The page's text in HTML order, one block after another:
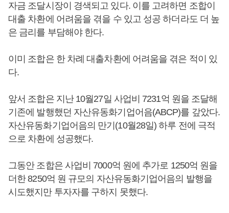
자금 조달시장이 경색되고 있다. 이를 고려하면 조합이
대출 차환에 어려움을 겪을 수 있고 성공 하더라도 더 높
은 금리를 부담해야 한다.
이미 조합은 한 차례 대출차환에 어려움을 겪은 적이 있
다.
앞서 조합은 지난 10월27일 사업비 7231억 원을 조달해
기존에 발행했던 자산유동화기업어음(ABCP)를 갚았다.
자산유동화기업어음의 만기(10월28일) 하루 전에 극적
으로 차환에 성공했다.
그동안 조합은 사업비 7000억 원에 추가로 1250억 원을
더한 8250억 원 규모의 자산유동화기업어음의 발행을
시도했지만 투자자를 구하지 못했다.